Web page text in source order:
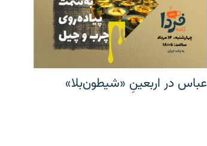
عباس در اربعینِ «شیطون‌بلا»